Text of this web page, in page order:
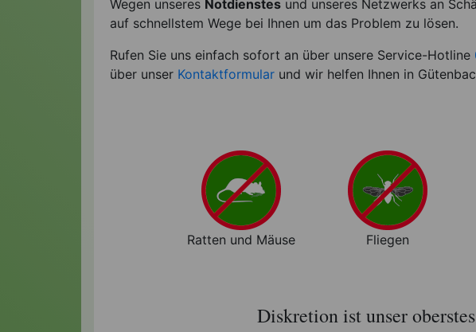
Wegen unseres Notdienstes und unseres Netzwerks an
auf schnellstem Wege bei Ihnen um das Problem zu lösen.
Rufen Sie uns einfach sofort an über unsere Service-Hotline
über unser Kontaktformular und wir helfen Ihnen in
Ratten und Mäuse Fliegen
Diskretion ist unser